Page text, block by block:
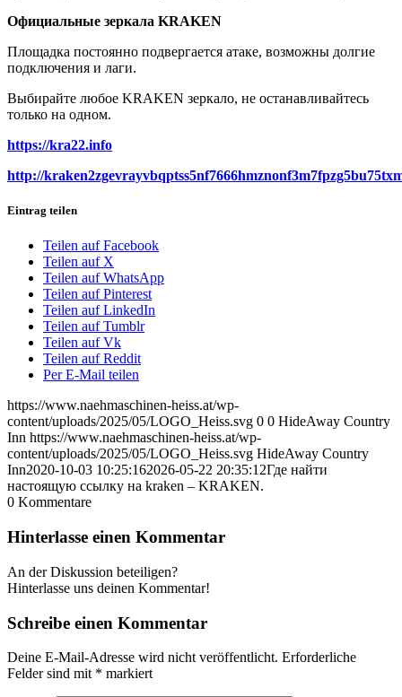
Официальные зеркала KRAKEN
Площадка постоянно подвергается атаке, возможны долгие
подключения и лаги.
Выбирайте любое KRAKEN зеркало, не останавливайтесь
только на одном.
https://kra22.info
http://
Eintrag teilen
Teilen auf Facebook
Teilen auf X
Teilen auf WhatsApp
Teilen auf Pinterest
Teilen auf LinkedIn
Teilen auf Tumblr
Teilen auf Vk
Teilen auf Reddit
Per E-Mail teilen
https://www.naehmaschinen-heiss.at/wp-
content/uploads/2025/05/LOGO_Heiss.svg 0 0 HideAway Country
Inn https://www.naehmaschinen-heiss.at/wp-
content/uploads/2025/05/LOGO_Heiss.svg HideAway Country
Inn2020-10-03 10:25:162026-05-22 20:35:12Где найти
настоящую ссылку на kraken – KRAKEN.
0 Kommentare
Hinterlasse einen Kommentar
An der Diskussion beteiligen?
Hinterlasse uns deinen Kommentar!
Schreibe einen Kommentar
Deine E-Mail-Adresse wird nicht veröffentlicht. Erforderliche
Felder sind mit * markiert